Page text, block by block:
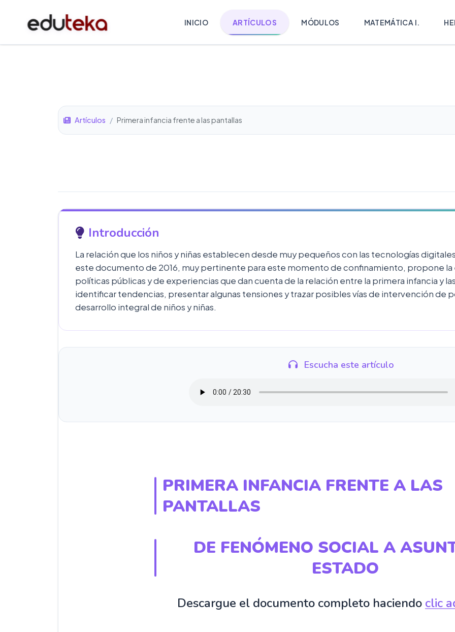
INICIO ARTÍCULOS MÓDULOS MATEMÁTICA I.
Artículos / Primera infancia frente a las pantallas
Introducción
La relación que los niños y niñas establecen desde muy pequeños con las tecnologías
este documento de 2016, muy pertinente para este momento de confinamiento, propone
políticas públicas y de experiencias que dan cuenta de la relación entre la primera infancia y
identificar tendencias, presentar algunas tensiones y trazar posibles vías de intervención de
desarrollo integral de niños y niñas.
Escucha este artículo
PRIMERA INFANCIA FRENTE A LAS
PANTALLAS
DE FENÓMENO SOCIAL A
ESTADO
Descargue el documento completo haciendo clic